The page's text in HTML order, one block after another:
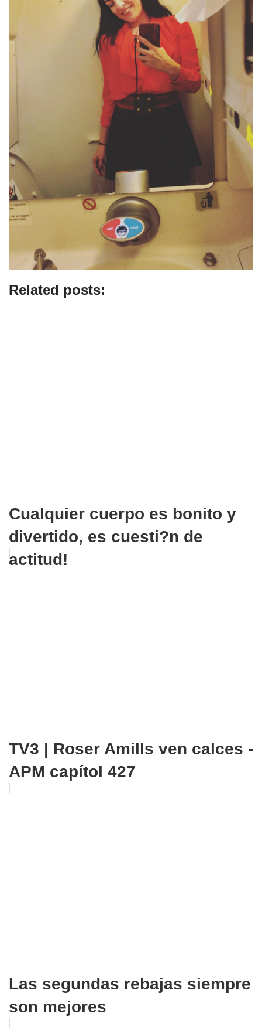
Related posts:
Cualquier cuerpo es bonito y
divertido, es cuesti?n de
actitud!
TV3 | Roser Amills ven calces -
APM capítol 427
Las segundas rebajas siempre
son mejores